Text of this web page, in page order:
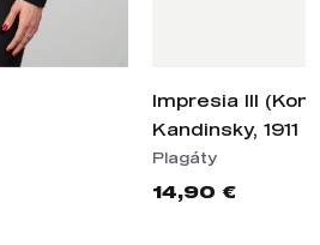
Impresia III
Kandinsky, 1911
Plagáty
14,90 €